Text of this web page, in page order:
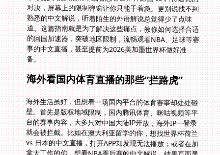
备。
海外看国内体育直播的那些“拦路虎”
海外生活虽好，但想看一场国内平台的体育赛事却处处碰
壁。首先是版权地域限制，国内腾讯体育、咪咕视频等平
台的赛事内容，大多只对中国大陆IP开放，海外IP一登录
就会被拦截。比如在澳大利亚留学的你，想找世界杯荷兰
vs 日本的中文直播，打开APP却发现无法播放；或者在加
拿大工作的你，想看NBA季后赛的中文解说，结果页面显
示“该内容在您的地区不可用”。其次是网络卡顿，跨境传
输的延迟让画面断断续续，关键进球瞬间总是错过。最后
是设备兼容性问题，有些加速器只支持单一系统，手机能